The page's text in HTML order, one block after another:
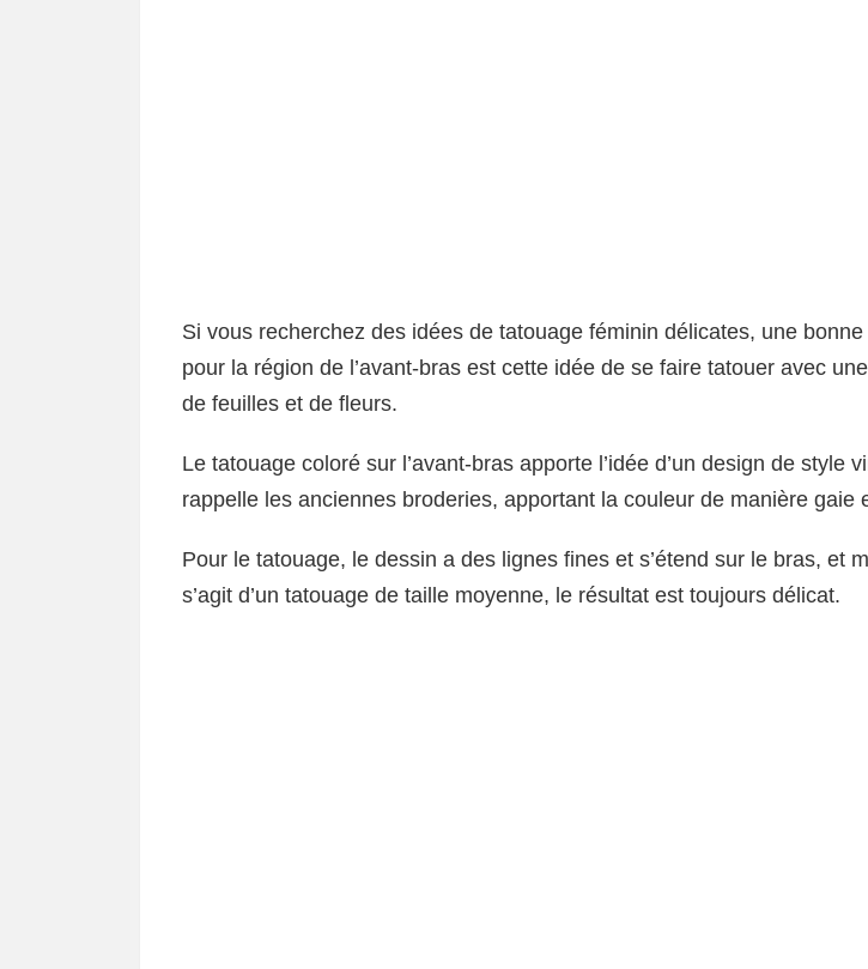
Si vous recherchez des idées de tatouage féminin délicates, une
pour la région de l’avant-bras est cette idée de se faire tatouer avec
de feuilles et de fleurs.
Le tatouage coloré sur l’avant-bras apporte l’idée d’un design de style
rappelle les anciennes broderies, apportant la couleur de manière gaie
Pour le tatouage, le dessin a des lignes fines et s’étend sur le bras, et
s’agit d’un tatouage de taille moyenne, le résultat est toujours délicat.